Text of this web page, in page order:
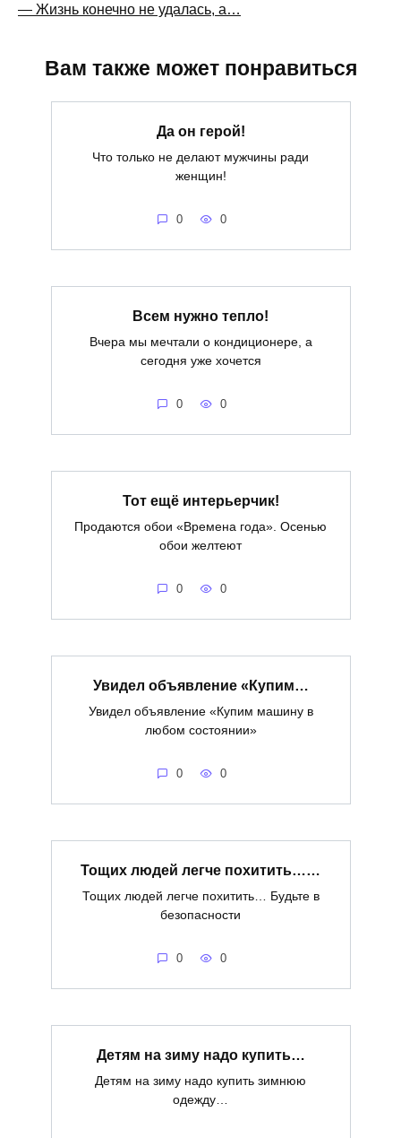
по
— Жизнь конечно не удалась, а…
Вам также может понравиться
Да он герой!
Что только не делают мужчины ради
женщин!
0 0
Всем нужно тепло!
Вчера мы мечтали о кондиционере, а
сегодня уже хочется
0 0
Тот ещё интерьерчик!
Продаются обои «Времена года». Осенью
обои желтеют
0 0
Увидел объявление «Купим…
Увидел объявление «Купим машину в
любом состоянии»
0 0
Тощих людей легче похитить……
Тощих людей легче похитить… Будьте в
безопасности
0 0
Детям на зиму надо купить…
Детям на зиму надо купить зимнюю
одежду…